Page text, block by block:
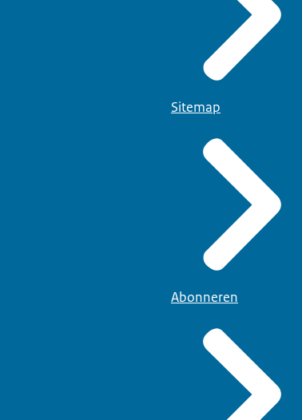
Sitemap
Abonneren